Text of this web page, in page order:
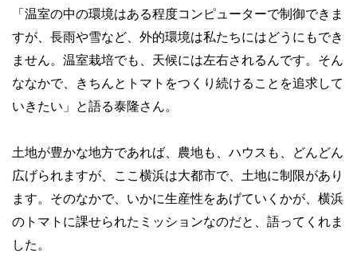
「温室の中の環境はある程度コンピューターで制御できま
すが、長雨や雪など、外的環境は私たちにはどうにもでき
ません。温室栽培でも、天候には左右されるんです。そん
ななかで、きちんとトマトをつくり続けることを追求して
いきたい」と語る泰隆さん。
土地が豊かな地方であれば、農地も、ハウスも、どんどん
広げられますが、ここ横浜は大都市で、土地に制限があり
ます。そのなかで、いかに生産性をあげていくかが、横浜
のトマトに課せられたミッションなのだと、語ってくれま
した。